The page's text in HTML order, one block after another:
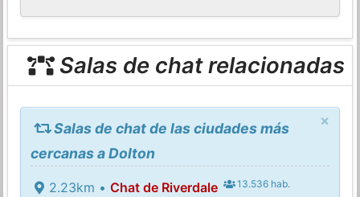
Salas de chat relacionadas
×
Salas de chat de las ciudades más
cercanas a Dolton
2.23km • Chat de Riverdale 13.536 hab.